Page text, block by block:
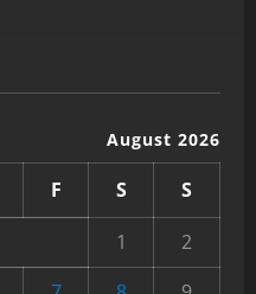
August 2026
F S
S
1
2